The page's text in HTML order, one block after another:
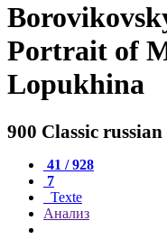
Portrait of
Lopukhina
900 Classic
41 / 928
7
Texte
Анализ